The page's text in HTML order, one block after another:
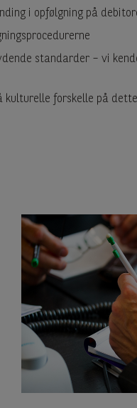
i opfølgning på
standarder – vi
forskelle på